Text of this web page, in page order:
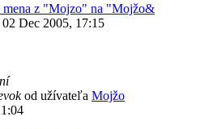
mena z "Mojzo" na "Mojžo&
02 Dec 2005, 17:15
od užívateľa Mojžo